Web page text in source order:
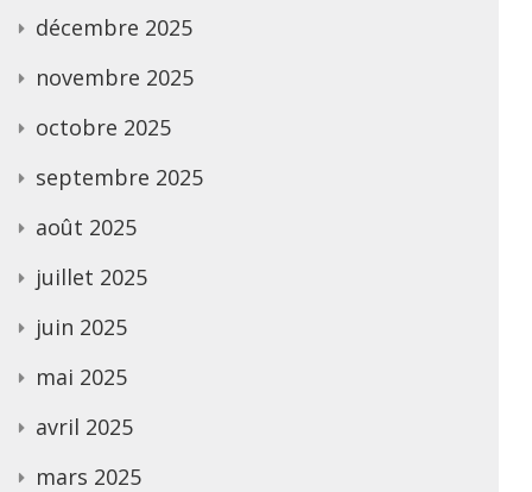
décembre 2025
novembre 2025
octobre 2025
septembre 2025
août 2025
juillet 2025
juin 2025
mai 2025
avril 2025
mars 2025